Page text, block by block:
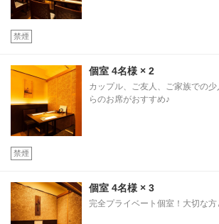
禁煙
個室 4名様 × 2
カップル、ご友人、ご家族での
らのお席がおすすめ♪
禁煙
個室 4名様 × 3
完全プライベート個室！大切な